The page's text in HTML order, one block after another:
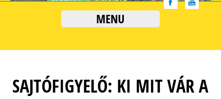
MENU
SAJTÓFIGYELŐ: KI MIT VÁR A